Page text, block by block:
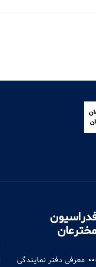
معرفی دفتر نمایندگی